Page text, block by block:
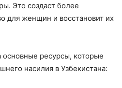
Это создаст более
для женщин и восстановит их
основные ресурсы, которые
насилия в Узбекистана: